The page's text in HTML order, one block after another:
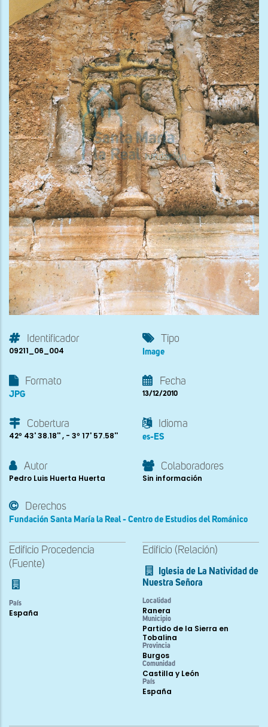
Identificador
09211_06_004
Tipo
Image
Formato
JPG
Fecha
13/12/2010
Cobertura
42º 43' 38.18'' , - 3º 17' 57.58''
Idioma
es-ES
Autor
Pedro Luis Huerta Huerta
Colaboradores
Sin información
Derechos
Fundación Santa María la Real - Centro de Estudios del Románico
Edificio Procedencia
(Fuente)
País
España
Edificio (Relación)
Iglesia de La Natividad de
Nuestra Señora
Localidad
Ranera
Municipio
Partido de la Sierra en
Tobalina
Provincia
Burgos
Comunidad
Castilla y León
País
España